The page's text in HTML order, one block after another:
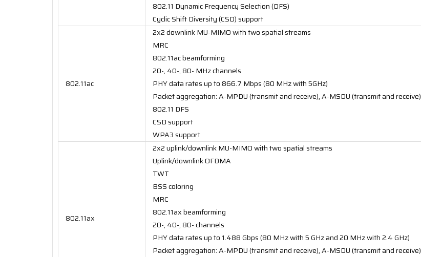
802.11 Dynamic Frequency Selection (DFS)
Cyclic Shift Diversity (CSD) support
802.11ac
2x2 downlink MU-MIMO with two spatial streams
MRC
802.11ac beamforming
20-, 40-, 80- MHz channels
PHY data rates up to 866.7 Mbps (80 MHz with 5GHz)
Packet aggregation: A-MPDU (transmit and receive), A-MSDU (transmit and receive)
802.11 DFS
CSD support
WPA3 support
802.11ax
2x2 uplink/downlink MU-MIMO with two spatial streams
Uplink/downlink OFDMA
TWT
BSS coloring
MRC
802.11ax beamforming
20-, 40-, 80- channels
PHY data rates up to 1.488 Gbps (80 MHz with 5 GHz and 20 MHz with 2.4 GHz)
Packet aggregation: A-MPDU (transmit and receive), A-MSDU (transmit and receive)